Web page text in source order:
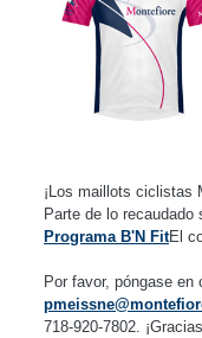
¡Los maillots ciclistas
Parte de lo recaudado
Programa B'N FitEl
Por favor, póngase
718-920-7802.